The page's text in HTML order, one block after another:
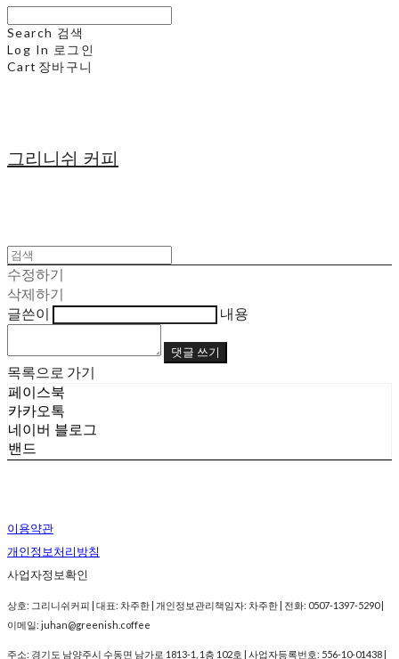
Search 검색
Log In 로그인
Cart 장바구니
그리니쉬 커피
수정하기
삭제하기
글쓴이
내용
댓글 쓰기
목록으로 가기
페이스북
카카오톡
네이버 블로그
밴드
이용약관
개인정보처리방침
사업자정보확인
상호: 그리니쉬커피 | 대표: 차주한 | 개인정보관리책임자: 차주한 | 전화: 0507-1397-5290 |
이메일: juhan@greenish.coffee
주소: 경기도 남양주시 수동면 남가로 1813-1, 1층 102호 | 사업자등록번호: 556-10-01438 |